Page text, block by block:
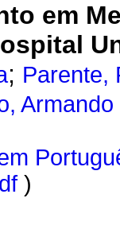
em
; Parente,
Armando
)